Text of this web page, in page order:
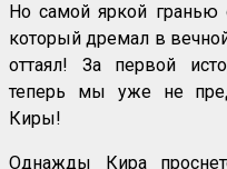
Но самой яркой гранью
который дремал в
оттаял! За первой
теперь мы уже не
Киры!
Однажды Кира